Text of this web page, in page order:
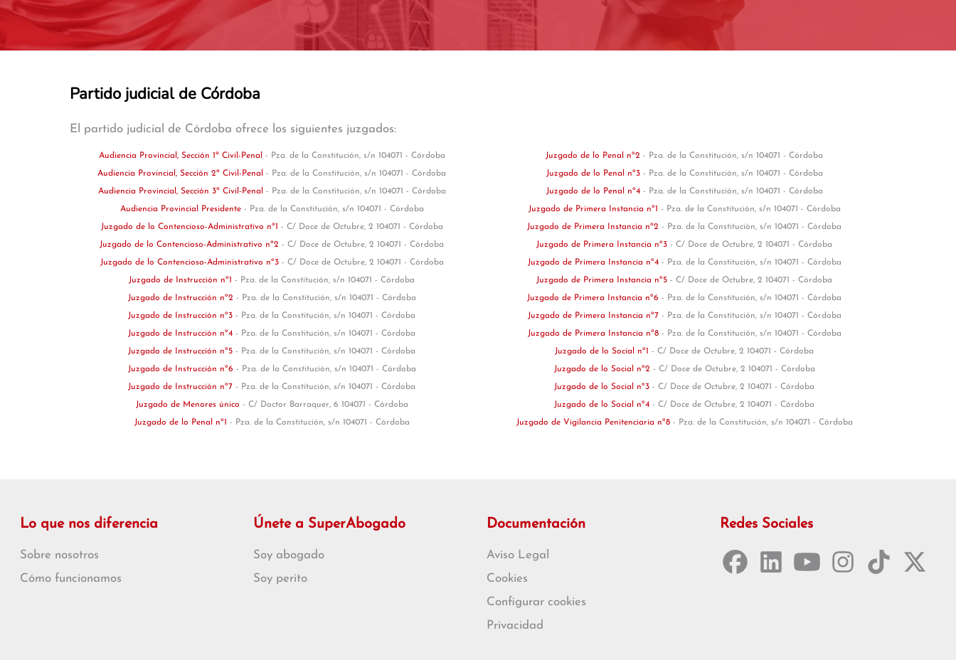
Partido judicial de Córdoba
El partido judicial de Córdoba ofrece los siguientes juzgados:
Audiencia Provincial, Sección 1ª Civil-Penal - Pza. de la Constitución, s/n 104071 - Córdoba
Audiencia Provincial, Sección 2ª Civil-Penal - Pza. de la Constitución, s/n 104071 - Córdoba
Audiencia Provincial, Sección 3ª Civil-Penal - Pza. de la Constitución, s/n 104071 - Córdoba
Audiencia Provincial Presidente - Pza. de la Constitución, s/n 104071 - Córdoba
Juzgado de lo Contencioso-Administrativo nº1 - C/ Doce de Octubre, 2 104071 - Córdoba
Juzgado de lo Contencioso-Administrativo nº2 - C/ Doce de Octubre, 2 104071 - Córdoba
Juzgado de lo Contencioso-Administrativo nº3 - C/ Doce de Octubre, 2 104071 - Córdoba
Juzgado de Instrucción nº1 - Pza. de la Constitución, s/n 104071 - Córdoba
Juzgado de Instrucción nº2 - Pza. de la Constitución, s/n 104071 - Córdoba
Juzgado de Instrucción nº3 - Pza. de la Constitución, s/n 104071 - Córdoba
Juzgado de Instrucción nº4 - Pza. de la Constitución, s/n 104071 - Córdoba
Juzgado de Instrucción nº5 - Pza. de la Constitución, s/n 104071 - Córdoba
Juzgado de Instrucción nº6 - Pza. de la Constitución, s/n 104071 - Córdoba
Juzgado de Instrucción nº7 - Pza. de la Constitución, s/n 104071 - Córdoba
Juzgado de Menores único - C/ Doctor Barraquer, 6 104071 - Córdoba
Juzgado de lo Penal nº1 - Pza. de la Constitución, s/n 104071 - Córdoba
Juzgado de lo Penal nº2 - Pza. de la Constitución, s/n 104071 - Córdoba
Juzgado de lo Penal nº3 - Pza. de la Constitución, s/n 104071 - Córdoba
Juzgado de lo Penal nº4 - Pza. de la Constitución, s/n 104071 - Córdoba
Juzgado de Primera Instancia nº1 - Pza. de la Constitución, s/n 104071 - Córdoba
Juzgado de Primera Instancia nº2 - Pza. de la Constitución, s/n 104071 - Córdoba
Juzgado de Primera Instancia nº3 - C/ Doce de Octubre, 2 104071 - Córdoba
Juzgado de Primera Instancia nº4 - Pza. de la Constitución, s/n 104071 - Córdoba
Juzgado de Primera Instancia nº5 - C/ Doce de Octubre, 2 104071 - Córdoba
Juzgado de Primera Instancia nº6 - Pza. de la Constitución, s/n 104071 - Córdoba
Juzgado de Primera Instancia nº7 - Pza. de la Constitución, s/n 104071 - Córdoba
Juzgado de Primera Instancia nº8 - Pza. de la Constitución, s/n 104071 - Córdoba
Juzgado de lo Social nº1 - C/ Doce de Octubre, 2 104071 - Córdoba
Juzgado de lo Social nº2 - C/ Doce de Octubre, 2 104071 - Córdoba
Juzgado de lo Social nº3 - C/ Doce de Octubre, 2 104071 - Córdoba
Juzgado de lo Social nº4 - C/ Doce de Octubre, 2 104071 - Córdoba
Juzgado de Vigilancia Penitenciaria nº8 - Pza. de la Constitución, s/n 104071 - Córdoba
Lo que nos diferencia
Sobre nosotros
Cómo funcionamos
Únete a SuperAbogado
Soy abogado
Soy perito
Documentación
Aviso Legal
Cookies
Configurar cookies
Privacidad
Redes Sociales